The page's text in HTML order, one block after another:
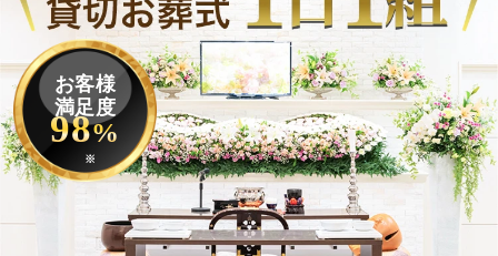
お客様
満足度
98%
※